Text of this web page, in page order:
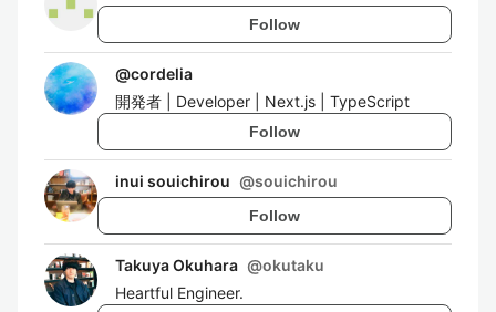
Follow
@cordelia
開発者 | Developer | Next.js | TypeScript
Follow
inui souichirou @souichirou
Follow
Takuya Okuhara @okutaku
Heartful Engineer.